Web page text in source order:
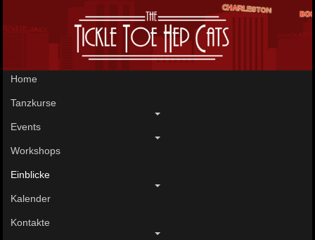
Home
Tanzkurse
Events
Workshops
Einblicke
Kalender
Kontakte